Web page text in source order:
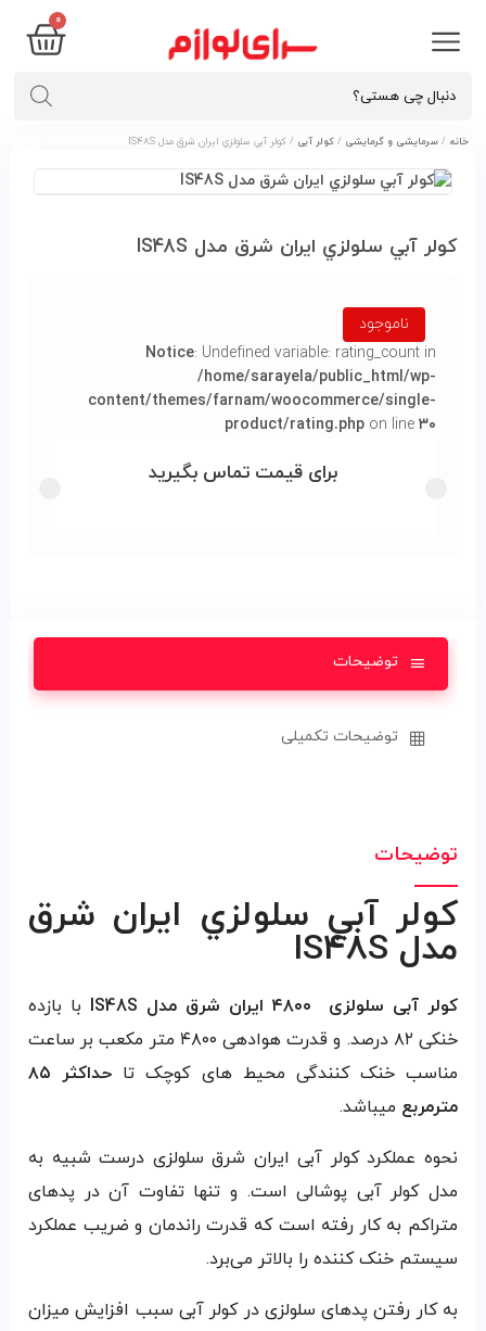
۰
خانه / سرمایشی و گرمایشی / کولر آبی / کولر آبي سلولزي ايران شرق مدل IS48S
کولر آبي سلولزي ايران شرق مدل IS48S
ناموجود
Notice: Undefined variable: rating_count in
/home/sarayela/public_html/wp-
content/themes/farnam/woocommerce/single-
product/rating.php on line۳۰
برای قیمت تماس بگیرید
توضیحات
توضیحات تکمیلی
توضیحات
کولر آبي سلولزي ايران شرق
مدل IS48S
کولر آبی سلولزی ۴۸۰۰ ایران شرق مدل IS48S با بازده
خنکی ۸۲ درصد. و قدرت هوادهی ۴۸۰۰ متر مکعب بر ساعت
مناسب خنک کنندگی محیط های کوچک تا
حداکثر ۸۵
مترمربع میباشد.
نحوه عملکرد کولر آبی ایران شرق سلولزی درست شبیه به
مدل کولر آبی پوشالی است. و تنها تفاوت آن در پدهای
متراکم به کار رفته است که قدرت راندمان و ضریب عملکرد
سیستم خنک کننده را بالاتر می‌برد.
به کار رفتن پدهای سلولزی در کولر آبی سبب افزایش میزان